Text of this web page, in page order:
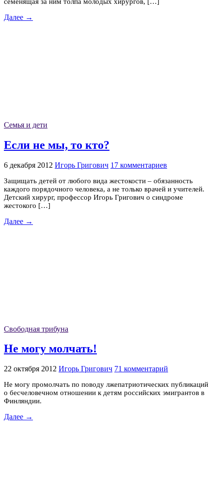
семенящая за ним толпа молодых хирургов, […]
Далее →
Семья и дети
Если не мы, то кто?
6 декабря 2012 Игорь Григович 17 комментариев
Защищать детей от любого вида жестокости – обязанность
каждого порядочного человека, а не только врачей и учителей.
Детский хирург, профессор Игорь Григович о синдроме
жестокого […]
Далее →
Свободная трибуна
Не могу молчать!
22 октября 2012 Игорь Григович 71 комментарий
Не могу промолчать по поводу лжепатриотических публикаций
о бесчеловечном отношении к детям российских эмигрантов в
Финляндии.
Далее →